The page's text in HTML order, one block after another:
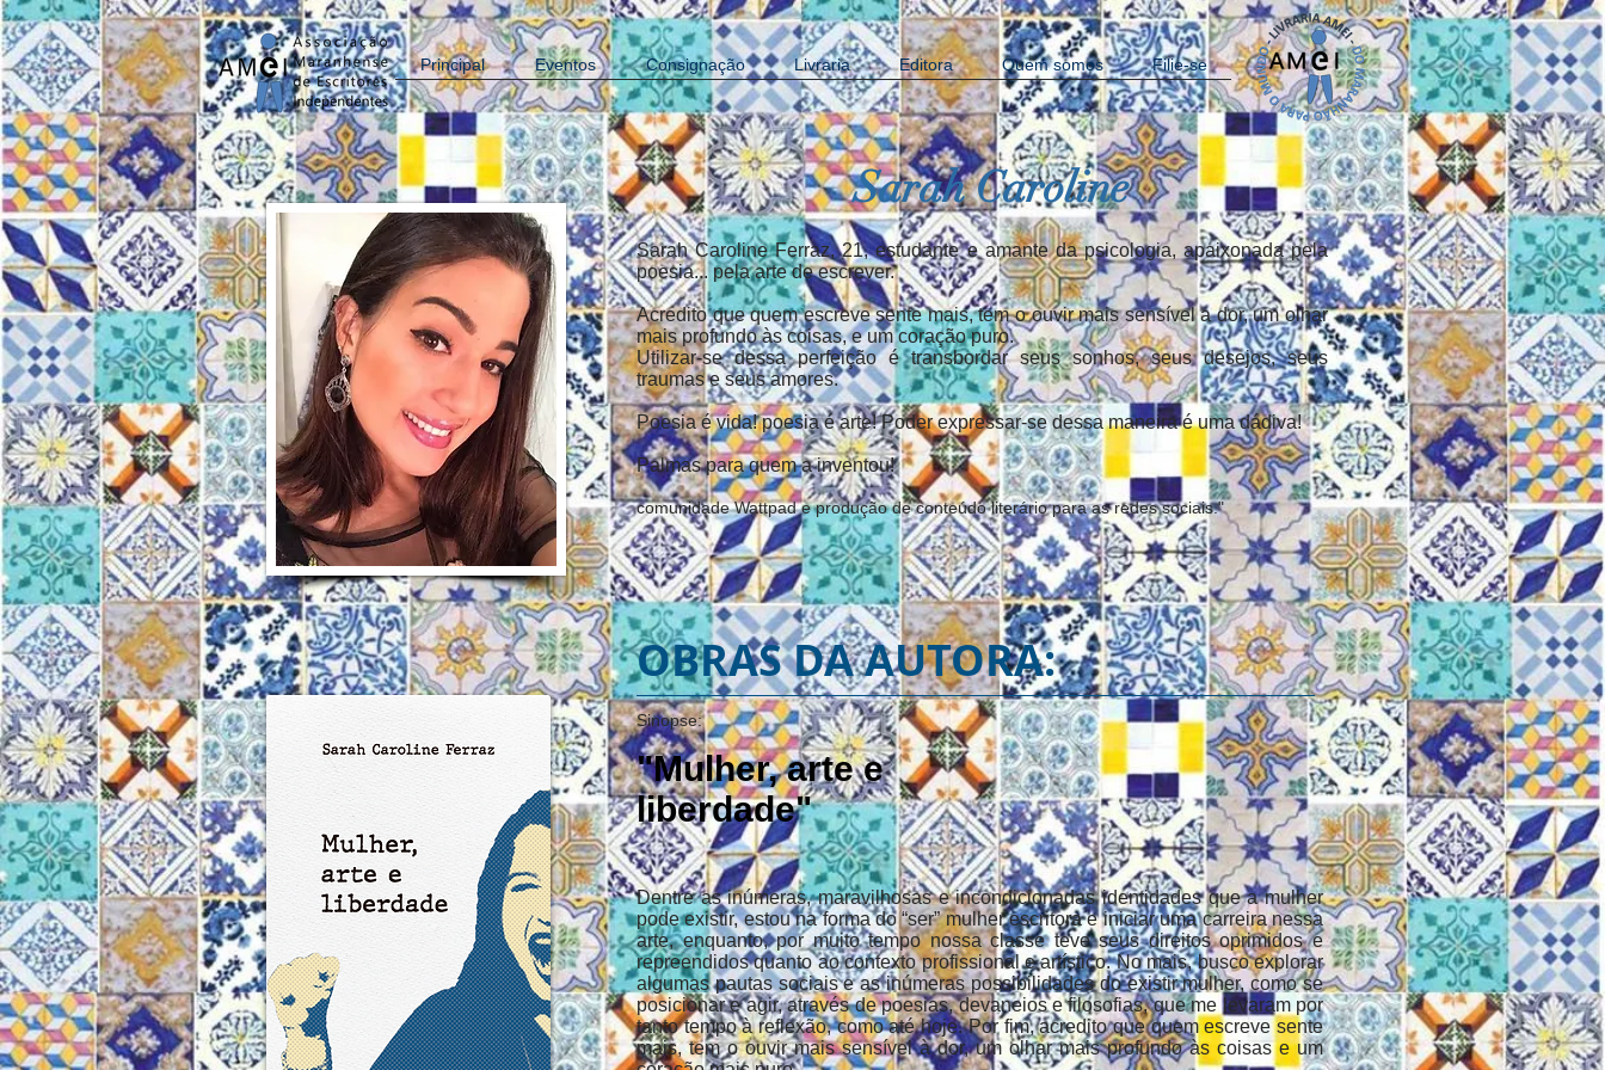
Principal Eventos Consignação Livraria Editora Quem somos Filie-se
Sarah Caroline
Sarah Caroline Ferraz, 21, estudante e amante da psicologia, apaixonada pela
poesia... pela arte de escrever.
Acredito que quem escreve sente mais, tem o ouvir mais sensível a dor, um olhar
mais profundo às coisas, e um coração puro.
Utilizar-se dessa perfeição é transbordar seus sonhos, seus desejos, seus
traumas e seus amores.
Poesia é vida! poesia é arte! Poder expressar-se dessa maneira é uma dádiva!
Palmas para quem a inventou!
comunidade Wattpad e produção de conteúdo literário para as redes sociais."
OBRAS DA AUTORA:
Sinopse:
"Mulher, arte e
liberdade"
Dentre as inúmeras, maravilhosas e incondicionadas identidades que a mulher
pode existir, estou na forma do “ser” mulher escritora e iniciar uma carreira nessa
arte, enquanto, por muito tempo nossa classe teve seus direitos oprimidos e
repreendidos quanto ao contexto profissional e artístico. No mais, busco explorar
algumas pautas sociais e as inúmeras possibilidades do existir mulher, como se
posicionar e agir, através de poesias, devaneios e filosofias, que me levaram por
tanto tempo à reflexão, como até hoje. Por fim, acredito que quem escreve sente
mais, tem o ouvir mais sensível à dor, um olhar mais profundo às coisas e um